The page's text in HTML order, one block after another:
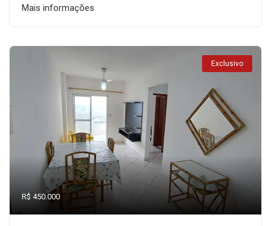
Mais informações
Exclusivo
R$ 450.000